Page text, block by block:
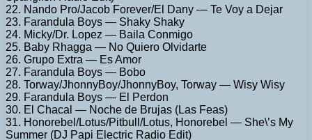
22. Nando Pro/Jacob Forever/El Dany — Te Voy a Dejar
23. Farandula Boys — Shaky Shaky
24. Micky/Dr. Lopez — Baila Conmigo
25. Baby Rhagga — No Quiero Olvidarte
26. Grupo Extra — Es Amor
27. Farandula Boys — Bobo
28. Torway/JhonnyBoy/JhonnyBoy, Torway — Wisy Wisy
29. Farandula Boys — El Perdon
30. El Chacal — Noche de Brujas (Las Feas)
31. Honorebel/Lotus/Pitbull/Lotus, Honorebel — She\’s My
Summer (DJ Papi Electric Radio Edit)